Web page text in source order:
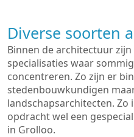
Diverse soorten
Binnen de architectuur
specialisaties waar
concentreren. Zo zijn er
stedenbouwkundigen
landschapsarchitecten.
opdracht wel een
in Grolloo.